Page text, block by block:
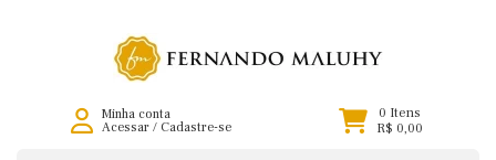
Minha conta
Acessar/ Cadastre-se
0 Itens
R$ 0,00